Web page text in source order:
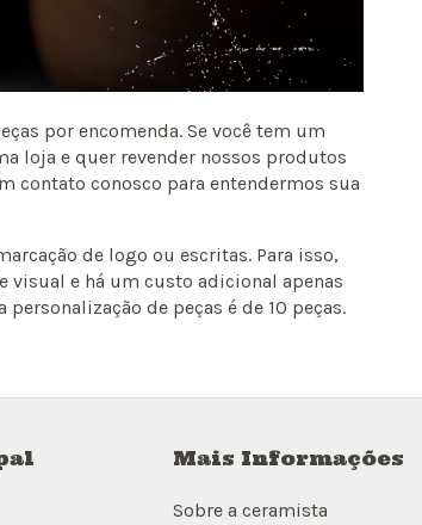
por encomenda. Se você tem um
loja e quer revender nossos produtos
contato conosco para entendermos sua
de logo ou escritas. Para isso,
visual e há um custo adicional apenas
de peças é de 10 peças.
Mais Informações
Sobre a ceramista